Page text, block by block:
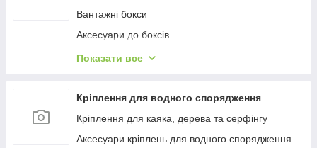
Вантажні бокси
Аксесуари до боксів
Палатки на дах
Бокси на фаркоп
Показати все
Кріплення для водного спорядження
Кріплення для каяка, дерева та серфінгу
Аксесуари кріплень для водного спорядження